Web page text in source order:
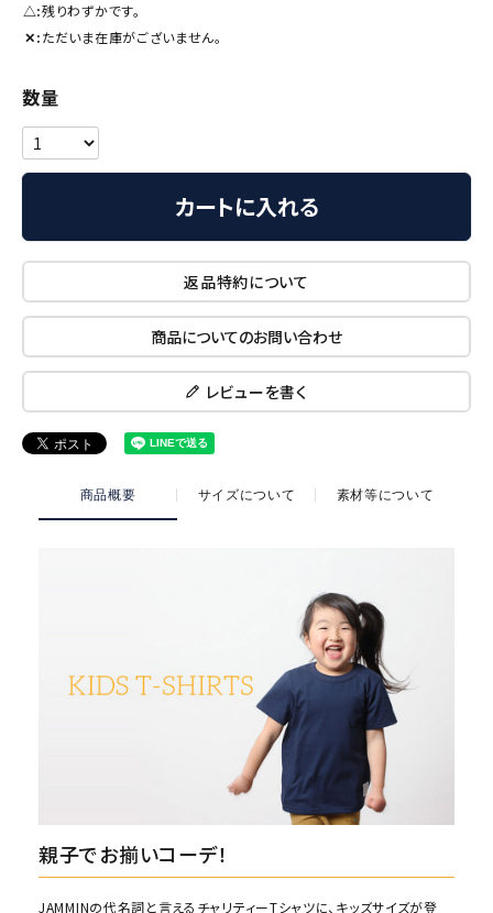
△ 残りわずかです。
✕ ただいま在庫がございません。
カートに入れる
返品特約について
商品についてのお問い合わせ
レビューを書く
商品概要 サイズについて 素材等について
親子でお揃いコーデ！
JAMMINの代名詞と言えるチャリティーTシャツに、キッズサイズが登